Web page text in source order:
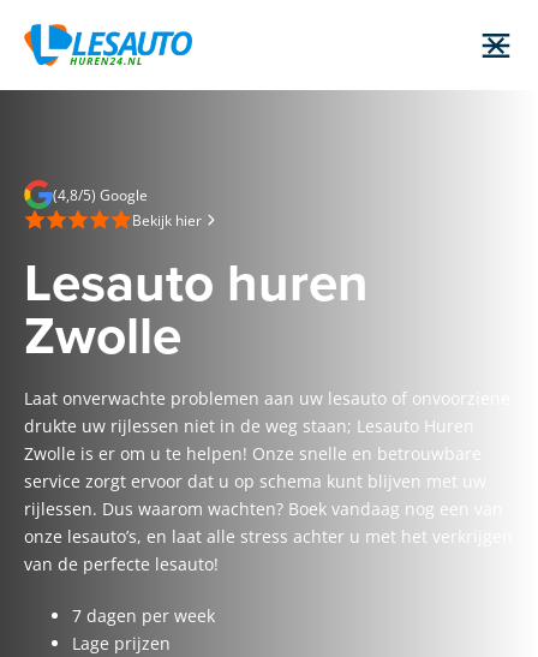
(4,8/5) Google
Bekijk hier
Lesauto huren
Zwolle
Laat onverwachte problemen aan uw lesauto of onvoorziene
drukte uw rijlessen niet in de weg staan; Lesauto Huren
Zwolle is er om u te helpen! Onze snelle en betrouwbare
service zorgt ervoor dat u op schema kunt blijven met uw
rijlessen. Dus waarom wachten? Boek vandaag nog een van
onze lesauto’s, en laat alle stress achter u met het verkrijgen
van de perfecte lesauto!
7 dagen per week
Lage prijzen